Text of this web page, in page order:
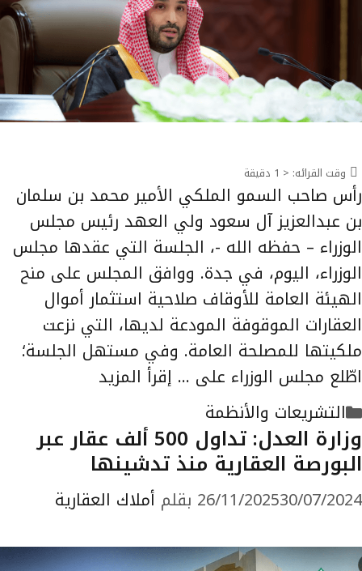
وقت القرائه: < 1 دقيقة
رأس صاحب السمو الملكي الأمير محمد بن سلمان
بن عبدالعزيز آل سعود ولي العهد رئيس مجلس
الوزراء – حفظه الله -، الجلسة التي عقدها مجلس
الوزراء، اليوم، في جدة. ووافق المجلس على منح
الهيئة العامة للأوقاف صلاحية استثمار أموال
العقارات الموقوفة المودعة لديها، التي نزعت
ملكيتها للمصلحة العامة. وفي مستهل الجلسة؛
اطّلع مجلس الوزراء على … إقرأ المزيد
التصنيفات
التشريعات والأنظمة
وزارة العدل: تداول 500 ألف عقار عبر
البورصة العقارية منذ تدشينها
26/11/202530/07/2024 بقلم أملاك العقارية